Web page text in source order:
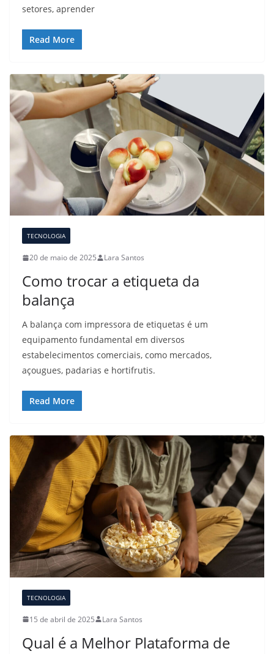
setores, aprender
Read More
TECNOLOGIA
20 de maio de 2025 Lara Santos
Como trocar a etiqueta da
balança
A balança com impressora de etiquetas é um
equipamento fundamental em diversos
estabelecimentos comerciais, como mercados,
açougues, padarias e hortifrutis.
Read More
TECNOLOGIA
15 de abril de 2025 Lara Santos
Qual é a Melhor Plataforma de